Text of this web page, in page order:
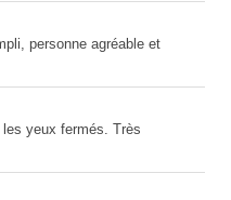
personne agréable et
yeux fermés. Très